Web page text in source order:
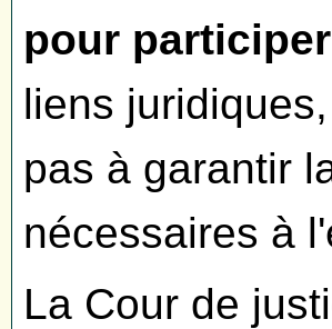
pour
liens
pas à garantir
nécessaires à
La Cour de